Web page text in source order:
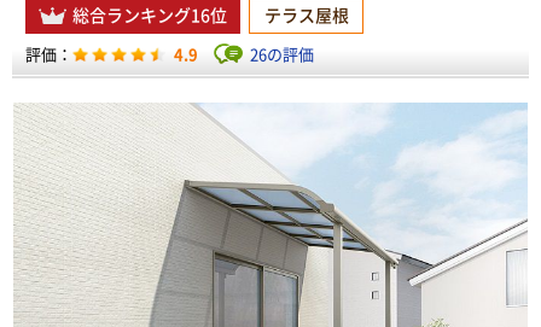
総合ランキング16位 テラス屋根
4.9 26の評価